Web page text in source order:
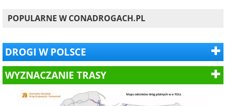
POPULARNE W CONADROGACH.PL
DROGI W POLSCE
WYZNACZANIE TRASY